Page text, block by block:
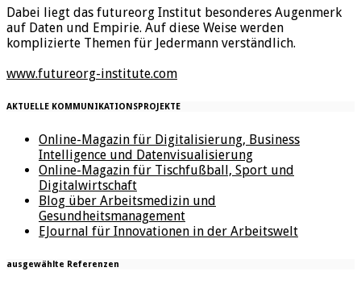
Dabei liegt das futureorg Institut besonderes Augenmerk
auf Daten und Empirie. Auf diese Weise werden
komplizierte Themen für Jedermann verständlich.
www.futureorg-institute.com
AKTUELLE KOMMUNIKATIONSPROJEKTE
Online-Magazin für Digitalisierung, Business
Intelligence und Datenvisualisierung
Online-Magazin für Tischfußball, Sport und
Digitalwirtschaft
Blog über Arbeitsmedizin und
Gesundheitsmanagement
EJournal für Innovationen in der Arbeitswelt
ausgewählte Referenzen